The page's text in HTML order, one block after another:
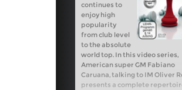
continues to
enjoy high
popularity
from club level
to the absolute
world top. In this video series,
American super GM Fabiano
Caruana, talking to IM Oliver
presents a complete